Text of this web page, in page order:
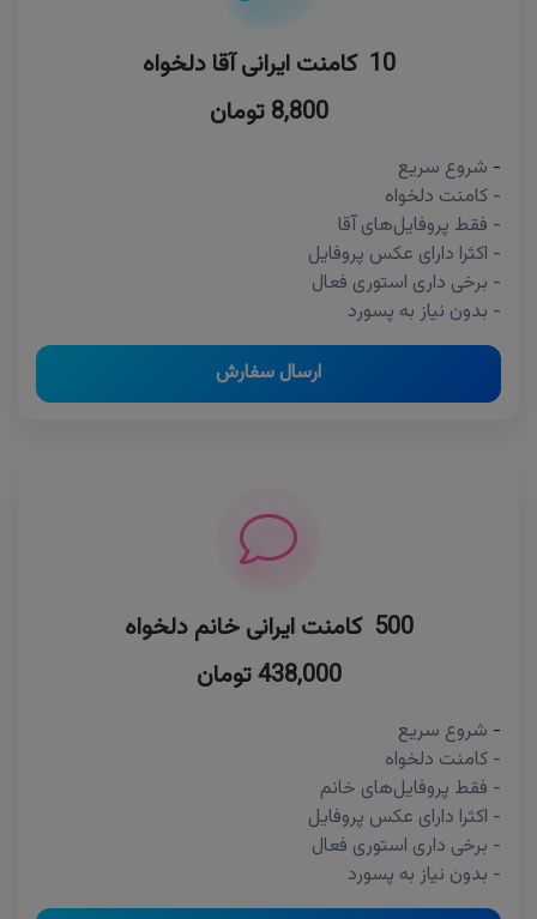
10 کامنت ایرانی آقا دلخواه
8,800 تومان
- شروع سریع
- کامنت دلخواه
- فقط پروفایل‌های آقا
- اکثرا دارای عکس پروفایل
- برخی داری استوری فعال
- بدون نیاز به پسورد
ارسال سفارش
500 کامنت ایرانی خانم دلخواه
438,000 تومان
- شروع سریع
- کامنت دلخواه
- فقط پروفایل‌های خانم
- اکثرا دارای عکس پروفایل
- برخی داری استوری فعال
- بدون نیاز به پسورد